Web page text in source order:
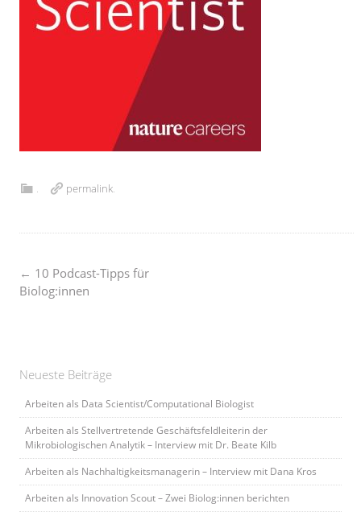
. permalink.
Post
← 10 Podcast-Tipps für
Biolog:innen
Neueste Beiträge
Arbeiten als Data Scientist/Computational Biologist
Arbeiten als Stellvertretende Geschäftsfeldleiterin der
Mikrobiologischen Analytik – Interview mit Dr. Beate Kilb
Arbeiten als Nachhaltigkeitsmanagerin – Interview mit Dana Kros
Arbeiten als Innovation Scout – Zwei Biolog:innen berichten